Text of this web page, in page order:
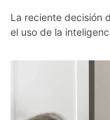
La reciente decisión
el uso de la